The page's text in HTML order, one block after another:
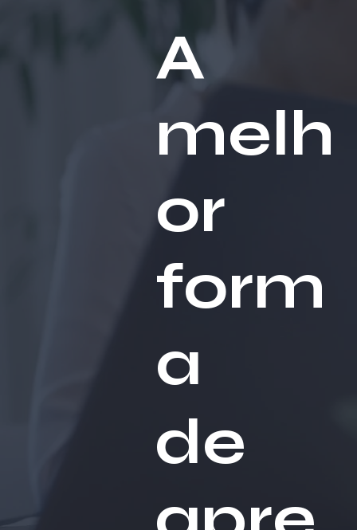
A
melh
or
form
a
de